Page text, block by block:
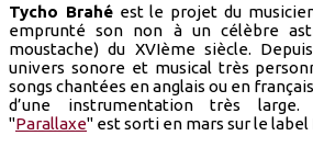
Tycho Brahéest le projet du
emprunté son non à un célèbre
moustache) du XVIème siècle.
univers sonore et musical très
songs chantées en anglais ou en
d’une instrumentation très
"Parallaxe" est sorti en mars sur le label